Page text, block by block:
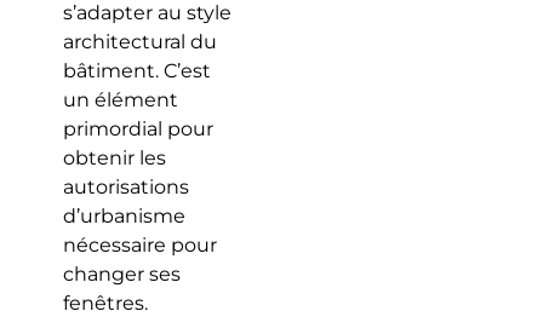
s’adapter au style
architectural du
bâtiment. C’est
un élément
primordial pour
obtenir les
autorisations
d’urbanisme
nécessaire pour
changer ses
fenêtres.